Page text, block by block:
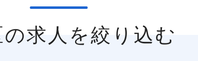
の求人を絞り込む